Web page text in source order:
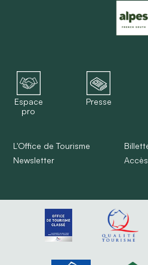
Espace
pro
Presse
L'Office de Tourisme
Newsletter
Accès